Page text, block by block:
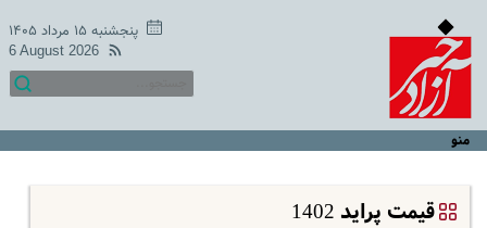
پنجشنبه ۱۵ مرداد ۱۴۰۵
6 August 2026
منو
قیمت پراید 1402